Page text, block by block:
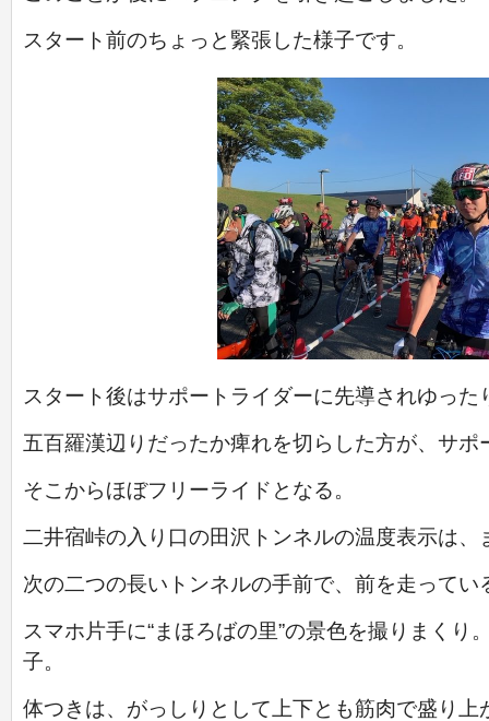
スタート前のちょっと緊張した様子です。
スタート後はサポートライダーに先導されゆった
五百羅漢辺りだったか痺れを切らした方が、サ
そこからほぼフリーライドとなる。
二井宿峠の入り口の田沢トンネルの温度表示は
次の二つの長いトンネルの手前で、前を走ってい
スマホ片手に“まほろばの里”の景色を撮りまくり
子。
体つきは、がっしりとして上下とも筋肉で盛り上